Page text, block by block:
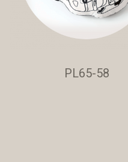
PL65-58